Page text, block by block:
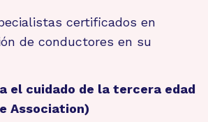
certificados en
de conductores en su
el cuidado de la tercera edad
Association)